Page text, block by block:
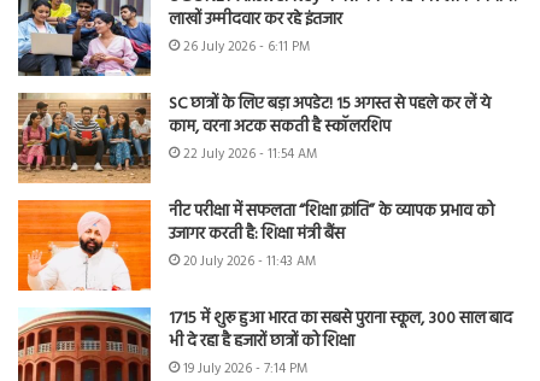
लाखों उम्मीदवार कर रहे इंतजार
26 July 2026 - 6:11 PM
SC छात्रों के लिए बड़ा अपडेट! 15 अगस्त से पहले कर लें ये
काम, वरना अटक सकती है स्कॉलरशिप
22 July 2026 - 11:54 AM
नीट परीक्षा में सफलता “शिक्षा क्रांति” के व्यापक प्रभाव को
उजागर करती है: शिक्षा मंत्री बैंस
20 July 2026 - 11:43 AM
1715 में शुरू हुआ भारत का सबसे पुराना स्कूल, 300 साल बाद
भी दे रहा है हजारों छात्रों को शिक्षा
19 July 2026 - 7:14 PM